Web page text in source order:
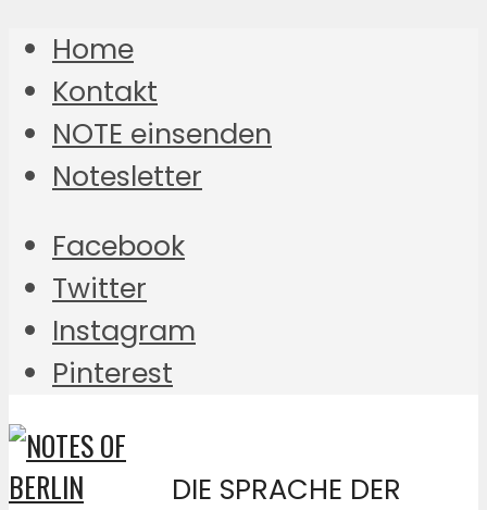
Home
Kontakt
NOTE einsenden
Notesletter
Facebook
Twitter
Instagram
Pinterest
DIE SPRACHE DER